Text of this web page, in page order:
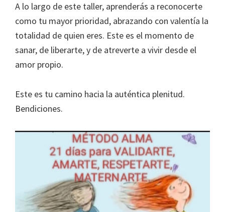
A lo largo de este taller, aprenderás a reconocerte
como tu mayor prioridad, abrazando con valentía la
totalidad de quien eres. Este es el momento de
sanar, de liberarte, y de atreverte a vivir desde el
amor propio.
Este es tu camino hacia la auténtica plenitud.
Bendiciones.